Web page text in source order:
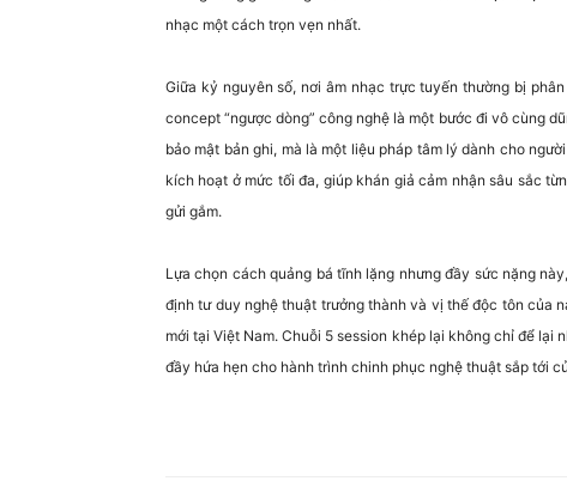
nhạc một cách trọn vẹn nhất.
Giữa kỷ nguyên số, nơi âm nhạc trực tuyến thường bị
concept “ngược dòng” công nghệ là một bước đi vô cùng
bảo mật bản ghi, mà là một liệu pháp tâm lý dành cho
kích hoạt ở mức tối đa, giúp khán giả cảm nhận sâu sắc
gửi gắm.
Lựa chọn cách quảng bá tĩnh lặng nhưng đầy sức nặng
định tư duy nghệ thuật trưởng thành và vị thế độc tôn của
mới tại Việt Nam. Chuỗi 5 session khép lại không chỉ để lại
đầy hứa hẹn cho hành trình chinh phục nghệ thuật sắp tới